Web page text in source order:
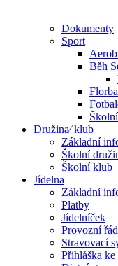
Dokumenty
Sport
Běh
Družina⁄ klub
Základní
Školní
Školní klub
Jídelna
Základní
Platby
Jídelníček
Provozní
Stravovací
Přihláška